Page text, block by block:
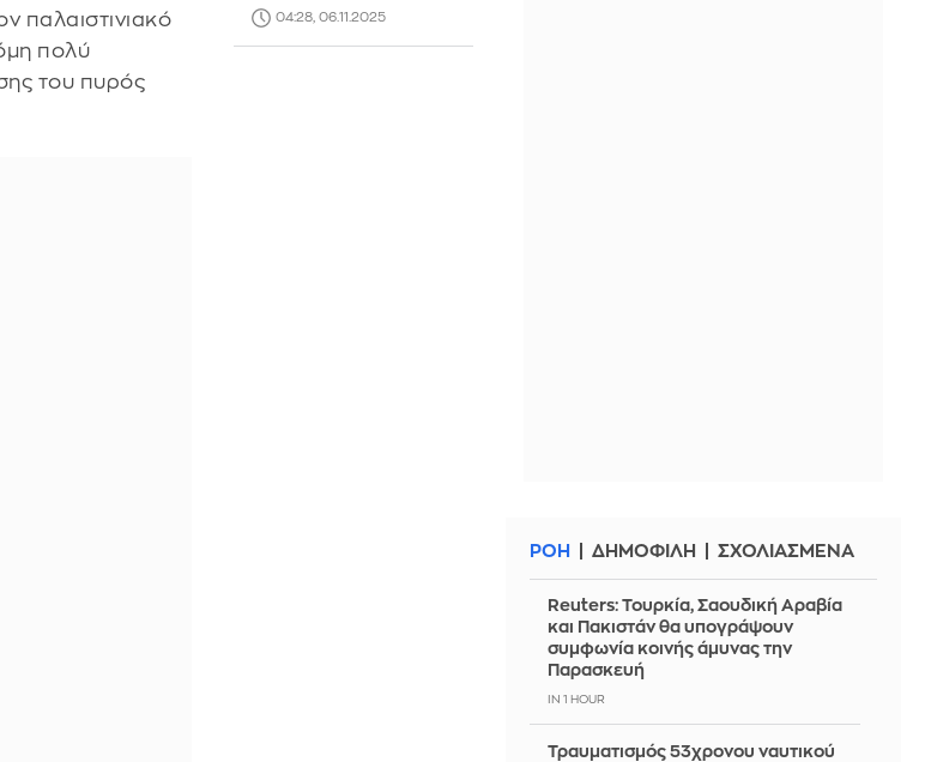
παλαιστινιακό
πολύ
του πυρός
04:28, 06.11.2025
ΡΟΗ ΔΗΜΟΦΙΛΗ ΣΧΟΛΙΑΣΜΕΝΑ
Reuters: Τουρκία, Σαουδική Αραβία
και Πακιστάν θα υπογράψουν
συμφωνία κοινής άμυνας την
Παρασκευή
IN 1 HOUR
Τραυματισμός 53χρονου ναυτικού